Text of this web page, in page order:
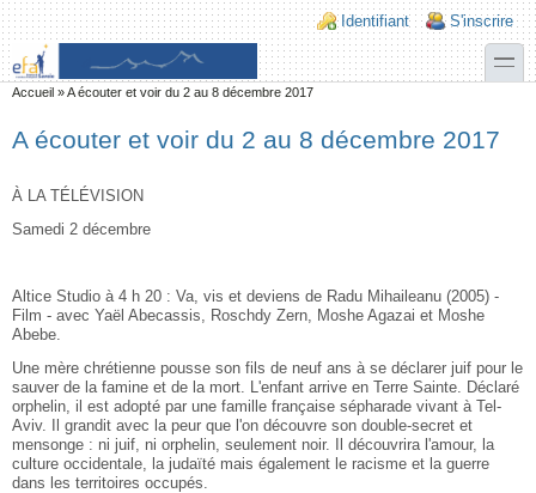
Aller au contenu principal
Skip to search
Login links
Identifiant S'inscrire
toggle
Vous êtes ici
Accueil »A écouter et voir du 2 au 8 décembre 2017
A écouter et voir du 2 au 8 décembre 2017
À LA TÉLÉVISION
Samedi 2 décembre
Altice Studio à 4 h 20 : Va, vis et deviens de Radu Mihaileanu (2005) -
Film - avec Yaël Abecassis, Roschdy Zern, Moshe Agazai et Moshe
Abebe.
Une mère chrétienne pousse son fils de neuf ans à se déclarer juif pour le
sauver de la famine et de la mort. L'enfant arrive en Terre Sainte. Déclaré
orphelin, il est adopté par une famille française sépharade vivant à Tel-
Aviv. Il grandit avec la peur que l'on découvre son double-secret et
mensonge : ni juif, ni orphelin, seulement noir. Il découvrira l'amour, la
culture occidentale, la judaïté mais également le racisme et la guerre
dans les territoires occupés.